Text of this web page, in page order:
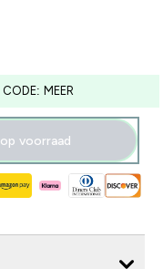
MEER
voorraad